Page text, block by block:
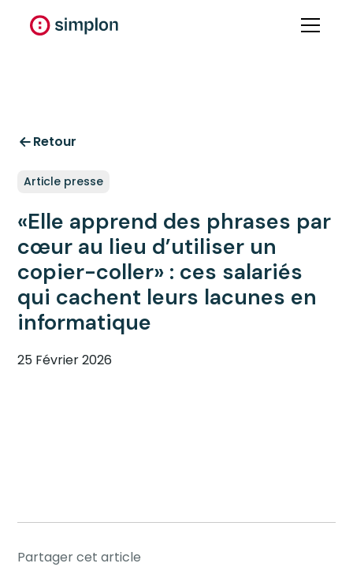
Retour
Article presse
«Elle apprend des phrases par
cœur au lieu d’utiliser un
copier-coller» : ces salariés
qui cachent leurs lacunes en
informatique
25 Février 2026
Partager cet article